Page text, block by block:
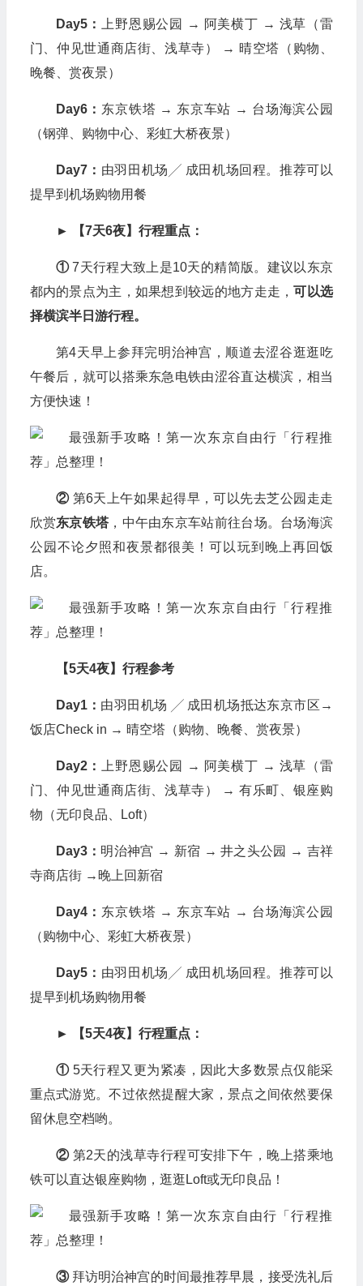
Day5：
上野恩赐公园 → 阿美横丁 → 浅草（雷
门、仲见世通商店街、浅草寺） → 晴空塔（购物、
晚餐、赏夜景）
Day6： 东京铁塔 → 东京车站 → 台场海滨公园
（钢弹、购物中心、彩虹大桥夜景）
Day7： 由羽田机场╱ 成田机场回程。推荐可以
提早到机场购物用餐
► 【7天6夜】行程重点：
①7天行程大致上是10天的精简版。建议以东京
都内的景点为主，如果想到较远的地方走走，可以选
择横滨半日游行程。
第4天早上参拜完明治神宫，顺道去涩谷逛逛吃
午餐后，就可以搭乘东急电铁由涩谷直达横滨，相当
方便快速！
② 第6天上午如果起得早，可以先去芝公园走走
欣赏东京铁塔，中午由东京车站前往台场。台场海滨
公园不论夕照和夜景都很美！可以玩到晚上再回饭
店。
【5天4夜】行程参考
Day1： 由羽田机场 ╱ 成田机场抵达东京市区→
饭店Check in → 晴空塔（购物、晚餐、赏夜景）
Day2：
上野恩赐公园 → 阿美横丁 → 浅草（雷
门、仲见世通商店街、浅草寺） → 有乐町、银座购
物（无印良品、Loft）
Day3： 明治神宫 → 新宿 → 井之头公园 → 吉祥
寺商店街 →晚上回新宿
Day4： 东京铁塔 → 东京车站 → 台场海滨公园
（购物中心、彩虹大桥夜景）
Day5： 由羽田机场╱ 成田机场回程。推荐可以
提早到机场购物用餐
► 【5天4夜】行程重点：
① 5天行程又更为紧凑，因此大多数景点仅能采
重点式游览。不过依然提醒大家，景点之间依然要保
留休息空档哟。
② 第2天的浅草寺行程可安排下午，晚上搭乘地
铁可以直达银座购物，逛逛Loft或无印良品！
③ 拜访明治神宫的时间最推荐早晨，接受洗礼后